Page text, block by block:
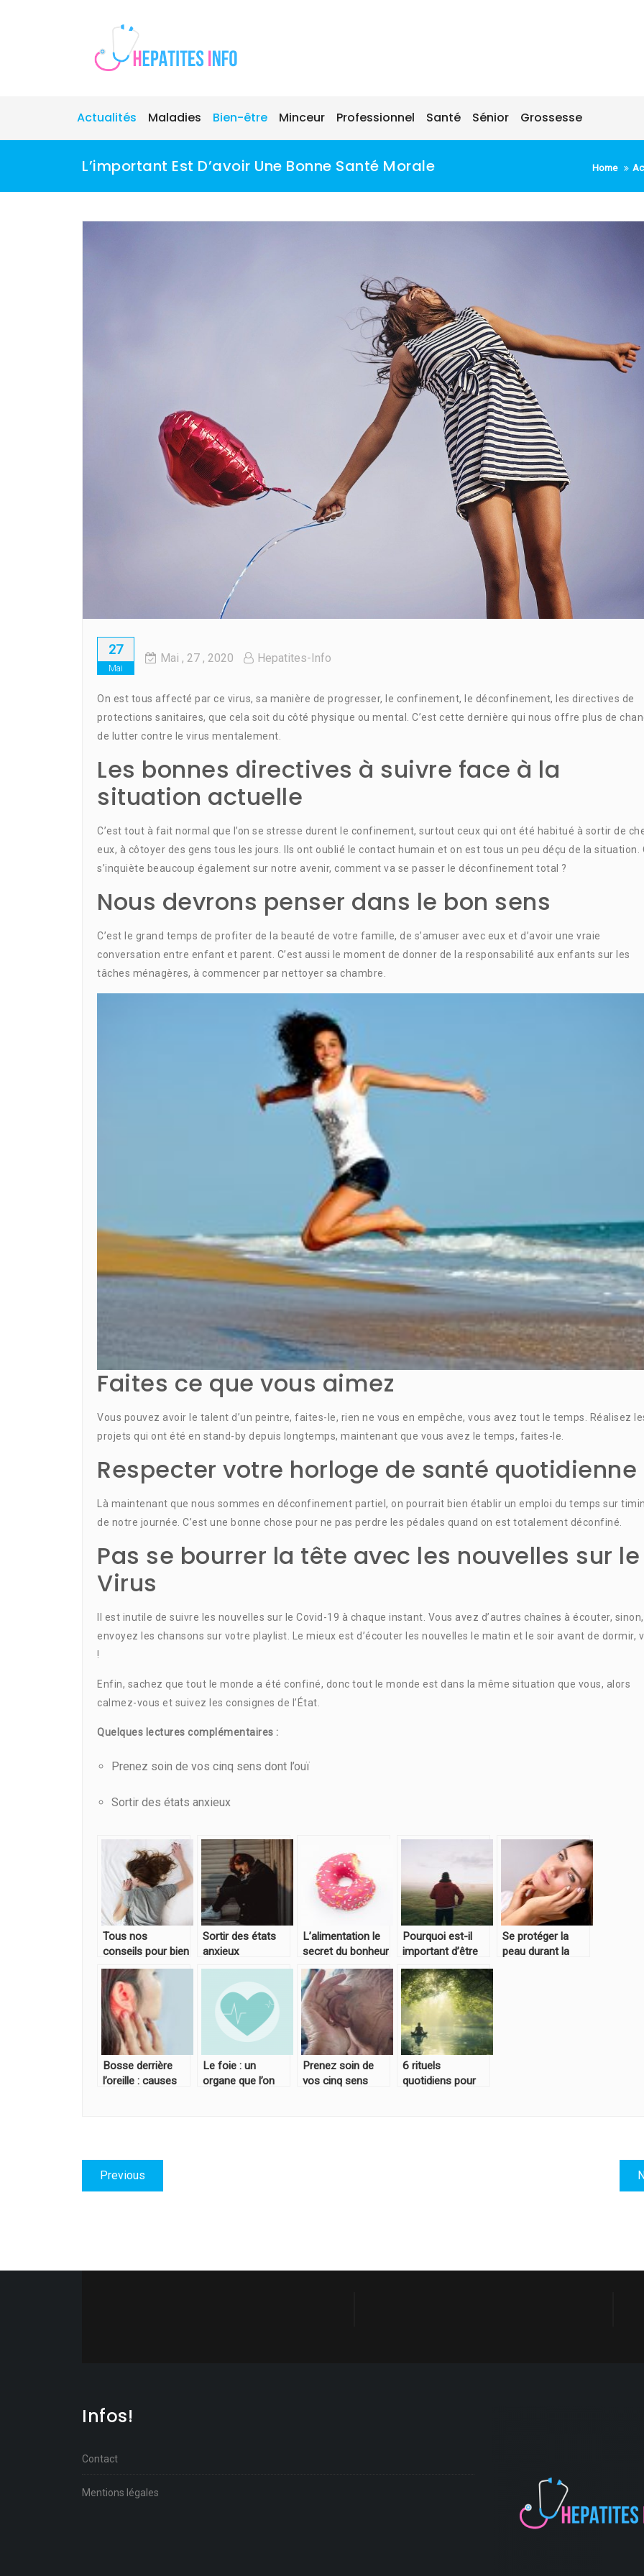
Actualités Maladies Bien-être Minceur Professionnel Santé Sénior Grossesse
L’important Est D’avoir Une Bonne Santé Morale Home
27
Mai
Mai , 27 , 2020 Hepatites-Info
On est tous affecté par ce virus, sa manière de progresser, le confinement, le déconfinement, les directives de
protections sanitaires, que cela soit du côté physique ou mental. C’est cette dernière qui nous offre plus de
de lutter contre le virus mentalement.
Les bonnes directives à suivre face à la
situation actuelle
C’est tout à fait normal que l’on se stresse durent le confinement, surtout ceux qui ont été habitué à sortir de
eux, à côtoyer des gens tous les jours. Ils ont oublié le contact humain et on est tous un peu déçu de la situation.
s’inquiète beaucoup également sur notre avenir, comment va se passer le déconfinement total ?
Nous devrons penser dans le bon sens
C’est le grand temps de profiter de la beauté de votre famille, de s’amuser avec eux et d’avoir une vraie
conversation entre enfant et parent. C’est aussi le moment de donner de la responsabilité aux enfants sur les
tâches ménagères, à commencer par nettoyer sa chambre.
Faites ce que vous aimez
Vous pouvez avoir le talent d’un peintre, faites-le, rien ne vous en empêche, vous avez tout le temps. Réalisez
projets qui ont été en stand-by depuis longtemps, maintenant que vous avez le temps, faites-le.
Respecter votre horloge de santé quotidienne
Là maintenant que nous sommes en déconfinement partiel, on pourrait bien établir un emploi du temps sur
de notre journée. C’est une bonne chose pour ne pas perdre les pédales quand on est totalement déconfiné.
Pas se bourrer la tête avec les nouvelles sur le
Virus
Il est inutile de suivre les nouvelles sur le Covid-19 à chaque instant. Vous avez d’autres chaînes à écouter, sinon,
envoyez les chansons sur votre playlist. Le mieux est d’écouter les nouvelles le matin et le soir avant de dormir,
!
Enfin, sachez que tout le monde a été confiné, donc tout le monde est dans la même situation que vous, alors
calmez-vous et suivez les consignes de l’État.
Quelques lectures complémentaires :
Prenez soin de vos cinq sens dont l’ouï
Sortir des états anxieux
Tous nos
conseils pour bien
dormir sans
ronflements
Sortir des états
anxieux
L’alimentation le
secret du bonheur
Pourquoi est-il
important d’être
en bonne santé ?
Se protéger la
peau durant la
Bosse derrière
l’oreille : causes
Le foie : un
organe que l’on
Prenez soin de
vos cinq sens
6 rituels
quotidiens pour
Navigation
de
Previous
post:
Infos!
Contact
Mentions légales